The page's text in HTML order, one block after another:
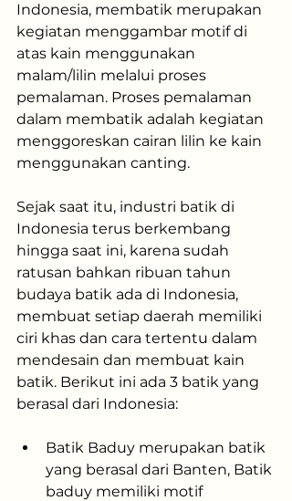
Indonesia, membatik merupakan
kegiatan menggambar motif di
atas kain menggunakan
malam/lilin melalui proses
pemalaman. Proses pemalaman
dalam membatik adalah kegiatan
menggoreskan cairan lilin ke kain
menggunakan canting.
Sejak saat itu, industri batik di
Indonesia terus berkembang
hingga saat ini, karena sudah
ratusan bahkan ribuan tahun
budaya batik ada di Indonesia,
membuat setiap daerah memiliki
ciri khas dan cara tertentu dalam
mendesain dan membuat kain
batik. Berikut ini ada 3 batik yang
berasal dari Indonesia:
Batik Baduy merupakan batik
yang berasal dari Banten, Batik
baduy memiliki motif